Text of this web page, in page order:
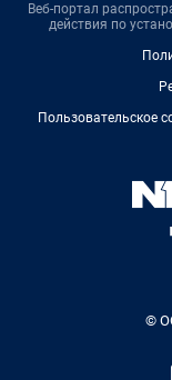
Веб-портал
действия по
Пользовательское
©